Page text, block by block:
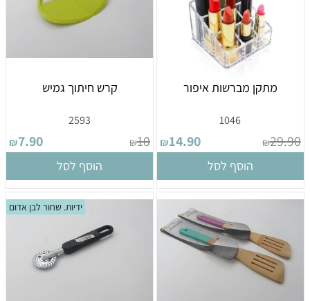
מתקן מברשות איפור
1046
₪29.90
₪14.90
הוסף לסל
קרש חיתוך גמיש
2593
₪10
₪7.90
הוסף לסל
ידיות. שחור לבן אדום